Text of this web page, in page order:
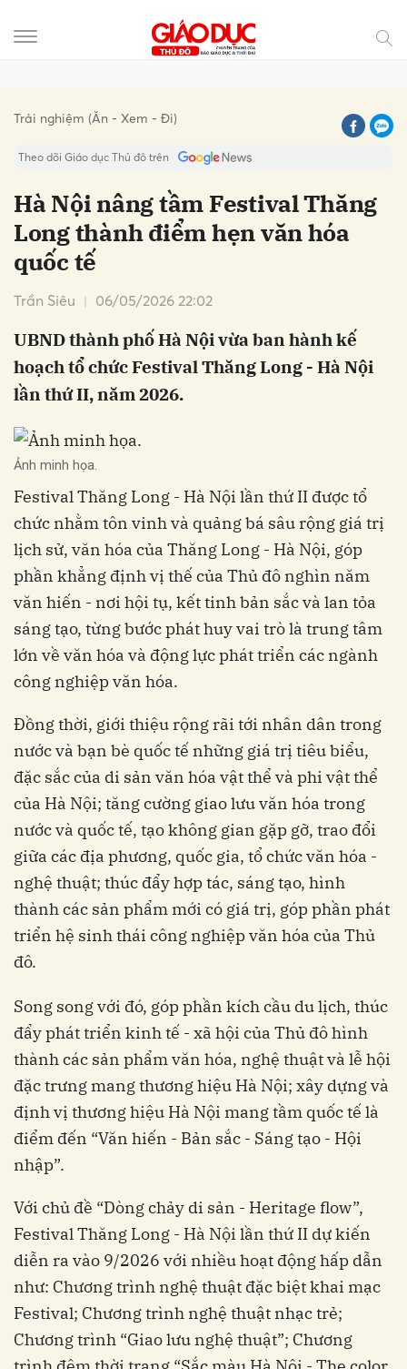
Trải nghiệm (Ăn - Xem - Đi)
Theo dõi Giáo dục Thủ đô trên
Hà Nội nâng tầm Festival Thăng
Long thành điểm hẹn văn hóa
quốc tế
Trần Siêu 06/05/2026 22:02
UBND thành phố Hà Nội vừa ban hành kế
hoạch tổ chức Festival Thăng Long - Hà Nội
lần thứ II, năm 2026.
Ảnh minh họa.
Festival Thăng Long - Hà Nội lần thứ II được tổ
chức nhằm tôn vinh và quảng bá sâu rộng giá trị
lịch sử, văn hóa của Thăng Long - Hà Nội, góp
phần khẳng định vị thế của Thủ đô nghìn năm
văn hiến - nơi hội tụ, kết tinh bản sắc và lan tỏa
sáng tạo, từng bước phát huy vai trò là trung tâm
lớn về văn hóa và động lực phát triển các ngành
công nghiệp văn hóa.
Đồng thời, giới thiệu rộng rãi tới nhân dân trong
nước và bạn bè quốc tế những giá trị tiêu biểu,
đặc sắc của di sản văn hóa vật thể và phi vật thể
của Hà Nội; tăng cường giao lưu văn hóa trong
nước và quốc tế, tạo không gian gặp gỡ, trao đổi
giữa các địa phương, quốc gia, tổ chức văn hóa -
nghệ thuật; thúc đẩy hợp tác, sáng tạo, hình
thành các sản phẩm mới có giá trị, góp phần phát
triển hệ sinh thái công nghiệp văn hóa của Thủ
đô.
Song song với đó, góp phần kích cầu du lịch, thúc
đẩy phát triển kinh tế - xã hội của Thủ đô hình
thành các sản phẩm văn hóa, nghệ thuật và lễ hội
đặc trưng mang thương hiệu Hà Nội; xây dựng và
định vị thương hiệu Hà Nội mang tầm quốc tế là
điểm đến “Văn hiến - Bản sắc - Sáng tạo - Hội
nhập”.
Với chủ đề “Dòng chảy di sản - Heritage flow”,
Festival Thăng Long - Hà Nội lần thứ II dự kiến
diễn ra vào 9/2026 với nhiều hoạt động hấp dẫn
như: Chương trình nghệ thuật đặc biệt khai mạc
Festival; Chương trình nghệ thuật nhạc trẻ;
Chương trình “Giao lưu nghệ thuật”; Chương
Hủy Gửi